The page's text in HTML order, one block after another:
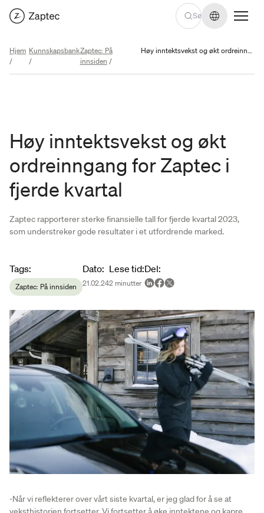
Endre
Hjem
/
Kunnskapsbank
/
Zaptec: På
innsiden /
Høy inntektsvekst og økt ordreinngang for Zaptec i fjerde kvartal
Høy inntektsvekst og økt
ordreinngang for Zaptec i
fjerde kvartal
Zaptec rapporterer sterke finansielle tall for fjerde kvartal 2023,
som understreker gode resultater i et utfordrende marked.
Article metadata
Tags:
Zaptec: På innsiden
Dato:
21.02.24
Lese tid:
2 minutter
Del:
-Når vi reflekterer over vårt siste kvartal, er jeg glad for å se at